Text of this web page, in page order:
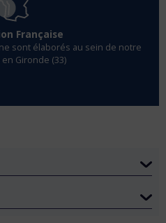
Française
sont élaborés au sein de notre
Gironde (33)